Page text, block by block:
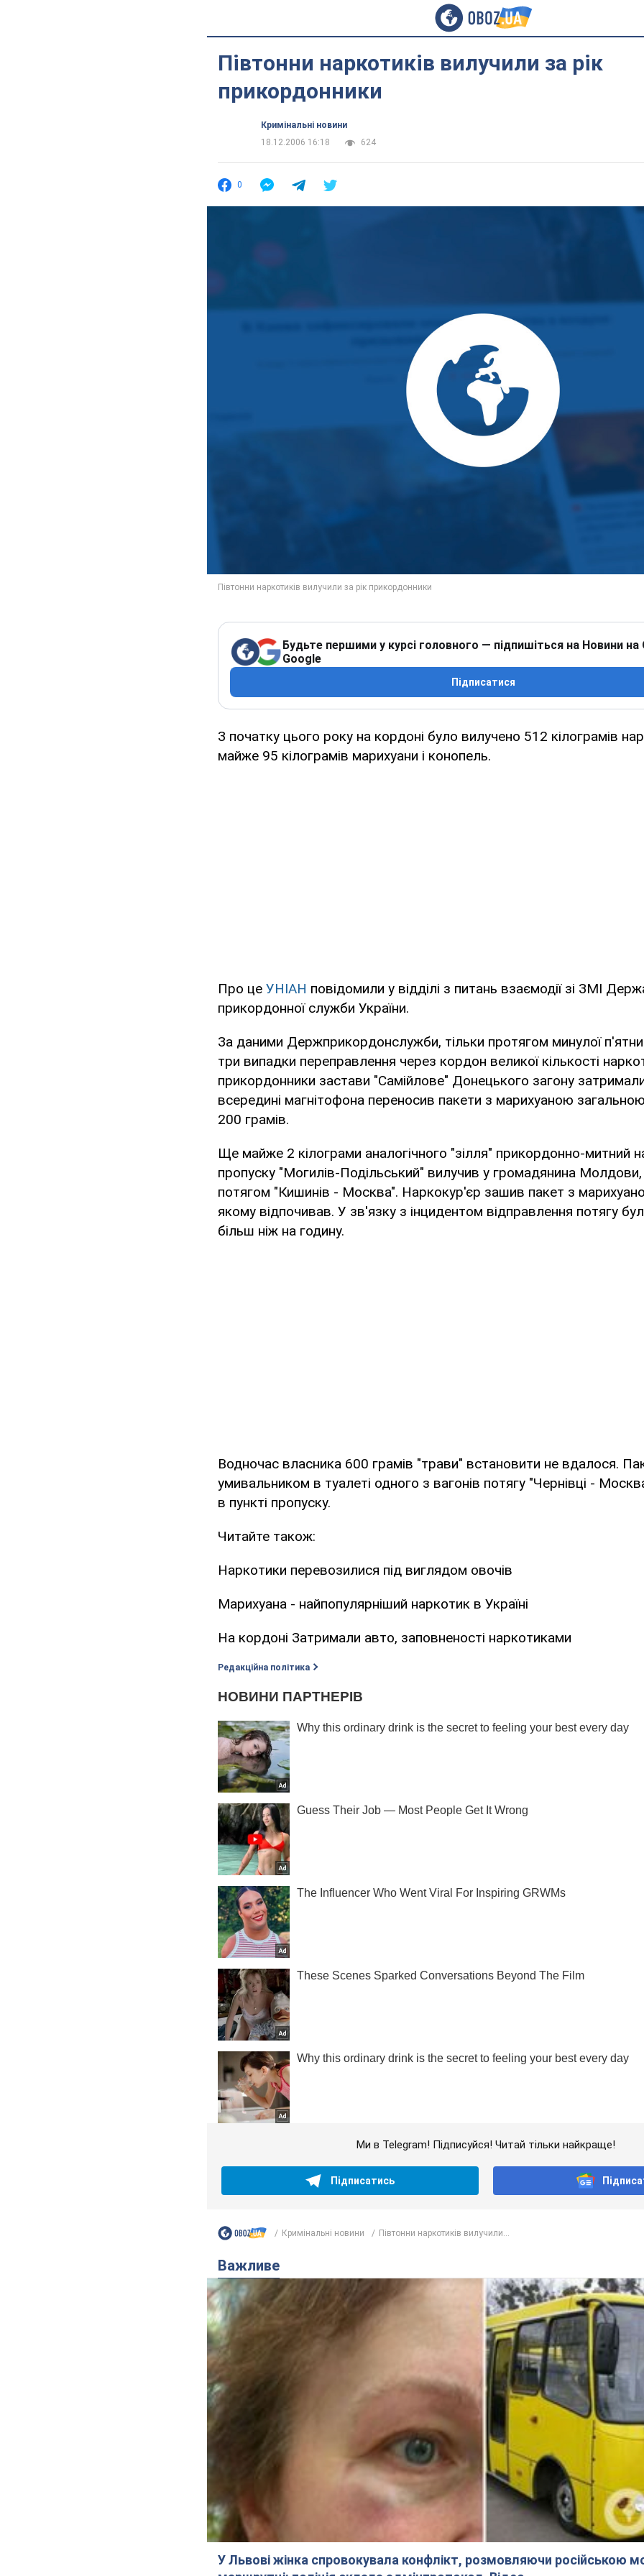
Півтонни наркотиків вилучили за рік
прикордонники
Кримінальні новини
18.12.2006 16:18
624
0
Будьте першими у курсі головного — підпишіться на Новини на
Google
Підписатися
З початку цього року на кордоні було вилучено 512 кілограмів
майже 95 кілограмів марихуани і конопель.
Про це УНІАН повідомили у відділі з питань взаємодії зі ЗМІ
прикордонної служби України.
За даними Держприкордонслужби, тільки протягом минулої
три випадки переправлення через кордон великої кількості
прикордонники застави "Самійлове" Донецького загону
всередині магнітофона переносив пакети з марихуаною
200 грамів.
Ще майже 2 кілограми аналогічного "зілля" прикордонно-митний
пропуску "Могилів-Подільський" вилучив у громадянина Молдови,
потягом "Кишинів - Москва". Наркокур'єр зашив пакет з
якому відпочивав. У зв'язку з інцидентом відправлення потягу
більш ніж на годину.
Водночас власника 600 грамів "трави" встановити не вдалося.
умивальником в туалеті одного з вагонів потягу "Чернівці -
в пункті пропуску.
Читайте також:
Наркотики перевозилися під виглядом овочів
Марихуана - найпопулярніший наркотик в Україні
На кордоні Затримали авто, заповненості наркотиками
Редакційна політика
Ми в Telegram! Підписуйся! Читай тільки найкраще!
Підписатись
Кримінальні новини Півтонни наркотиків вилучили...
Важливе
У Львові жінка спровокувала конфлікт, розмовляючи російською